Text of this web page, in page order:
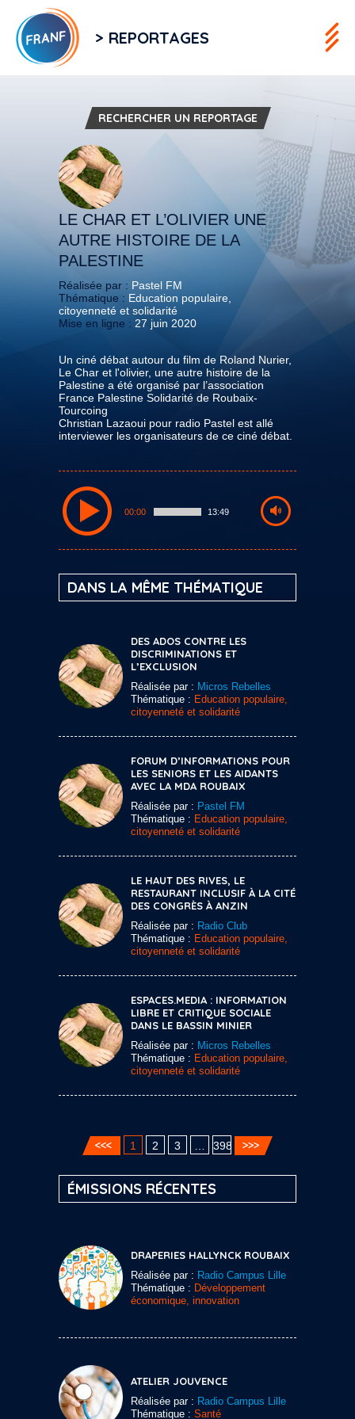
> REPORTAGES
RECHERCHER UN REPORTAGE
LE CHAR ET L’OLIVIER UNE
AUTRE HISTOIRE DE LA
PALESTINE
Réalisée par : Pastel FM
Thématique : Education populaire,
citoyenneté et solidarité
Mise en ligne : 27 juin 2020
Un ciné débat autour du film de Roland Nurier,
Le Char et l'olivier, une autre histoire de la
Palestine a été organisé par l’association
France Palestine Solidarité de Roubaix-
Tourcoing
Christian Lazaoui pour radio Pastel est allé
interviewer les organisateurs de ce ciné débat.
00:00 13:49
DANS LA MÊME THÉMATIQUE
DES ADOS CONTRE LES
DISCRIMINATIONS ET
L’EXCLUSION
Réalisée par : Micros Rebelles
Thématique : Education populaire,
citoyenneté et solidarité
FORUM D’INFORMATIONS POUR
LES SENIORS ET LES AIDANTS
AVEC LA MDA ROUBAIX
Réalisée par : Pastel FM
Thématique : Education populaire,
citoyenneté et solidarité
LE HAUT DES RIVES, LE
RESTAURANT INCLUSIF À LA CITÉ
DES CONGRÈS À ANZIN
Réalisée par : Radio Club
Thématique : Education populaire,
citoyenneté et solidarité
ESPACES.MEDIA : INFORMATION
LIBRE ET CRITIQUE SOCIALE
DANS LE BASSIN MINIER
Réalisée par : Micros Rebelles
Thématique : Education populaire,
citoyenneté et solidarité
1 2 3 398
ÉMISSIONS RÉCENTES
DRAPERIES HALLYNCK ROUBAIX
Réalisée par : Radio Campus Lille
Thématique : Développement
économique, innovation
ATELIER JOUVENCE
Réalisée par : Radio Campus Lille
Thématique : Santé